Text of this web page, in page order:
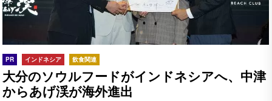
PR インドネシア 飲食関連
大分のソウルフードがインドネシアへ、中津
からあげ渓が海外進出